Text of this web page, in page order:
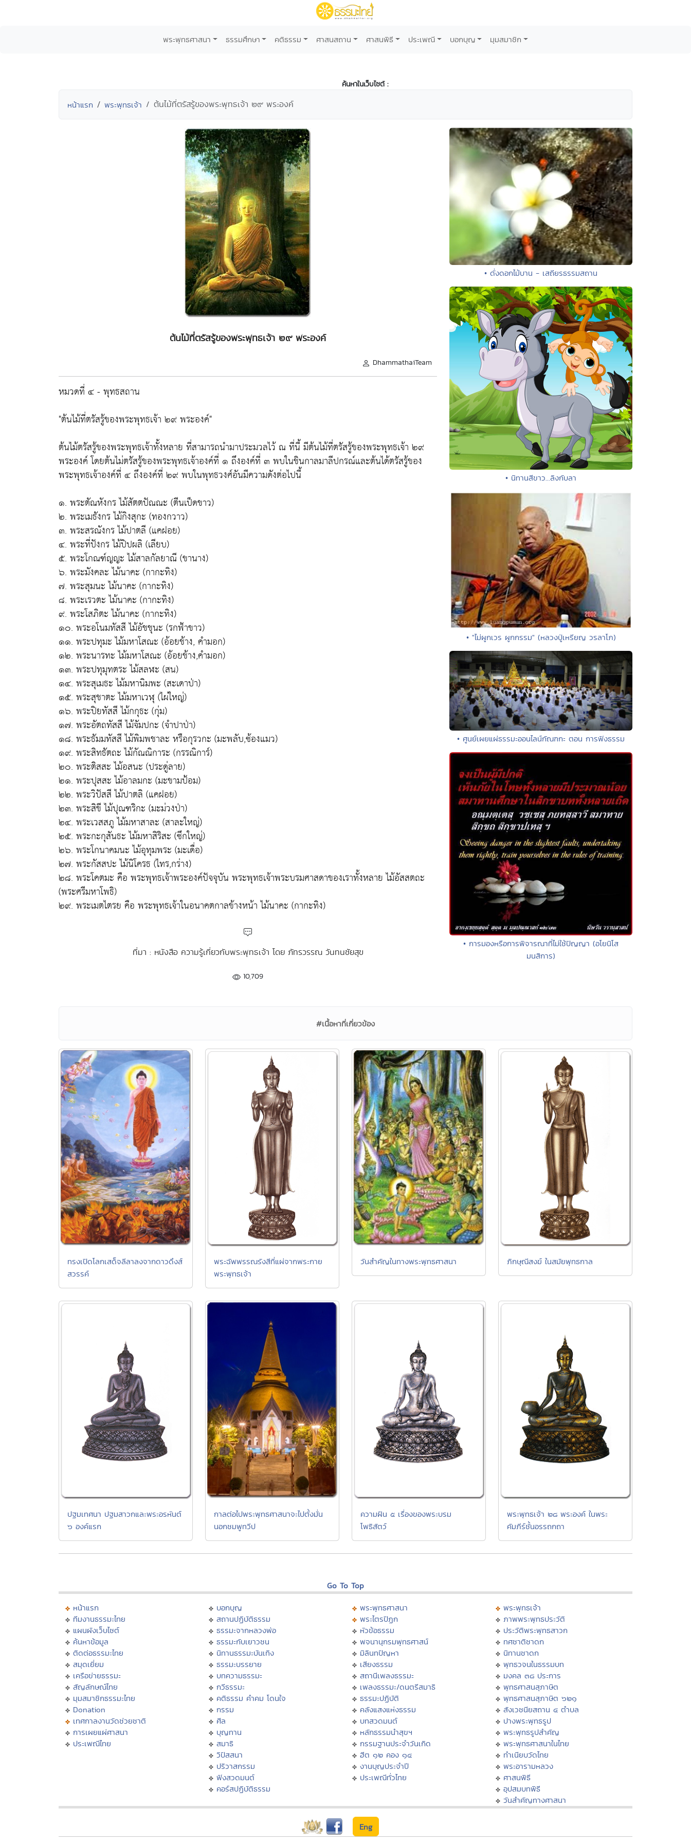
พระพุทธศาสนา ธรรมศึกษา คติธรรม ศาสนสถาน ศาสนพิธี ประเพณี บอกบุญ มุมสมาชิก
ค้นหาในเว็บไซต์ :
หน้าแรก พระพุทธเจ้า ต้นไม้ที่ตรัสรู้ของพระพุทธเจ้า ๒๙ พระองค์
ต้นไม้ที่ตรัสรู้ของพระพุทธเจ้า ๒๙ พระองค์
DhammathaiTeam
หมวดที่ ๔ - พุทธสถาน
"ต้นไม้ที่ตรัสรู้ของพระพุทธเจ้า ๒๙ พระองค์"
ต้นไม้ตรัสรู้ของพระพุทธเจ้าทั้งหลาย ที่สามารถนำมาประมวลไว้ ณ ที่นี้ มีต้นไม้ที่ตรัสรู้ของพระพุทธเจ้า ๒๙
พระองค์ โดยต้นไม่ตรัสรู้ของพระพุทธเจ้าองค์ที่ ๑ ถึงองค์ที่ ๓ พบในชินกาลมาลีปกรณ์และต้นได้ตรัสรู้ของ
พระพุทธเจ้าองค์ที่ ๔ ถึงองค์ที่ ๒๙ พบในพุทธวงศ์อันมีความดังต่อไปนี้
๑. พระตัณหังกร ไม้สัตตปัณณะ (ตีนเป็ดขาว)
๒. พระเมธังกร ไม้กิงสุกะ (ทองกวาว)
๓. พระสรณังกร ไม้ปาตลี (แคฝอย)
๔. พระที่ปังกร ไม้ปิปผลิ (เลียบ)
๕. พระโกณฑ์ญญะ ไม้สาลกัลยาณี (ขานาง)
๖. พระมังคละ ไม้นาคะ (กากะทิง)
๗. พระสุมนะ ไม้นาคะ (กากะทิง)
๘. พระเรวตะ ไม้นาคะ (กากะทิง)
๙. พระโสภิตะ ไม้นาคะ (กากะทิง)
๑๐. พระอโนมทัสสี ไม้อัชชุนะ (รกฟ้าขาว)
๑๑. พระปทุมะ ไม้มหาโสณะ (อ้อยช้าง, คำมอก)
๑๒. พระนารทะ ไม้มหาโสณะ (อ้อยช้าง,คำมอก)
๑๓. พระปทุมุทตระ ไม้สลฬะ (สน)
๑๔. พระสุเมธะ ไม้มหานิมพะ (สะเดาป่า)
๑๕. พระสุชาตะ ไม้มหาเวฬุ (ไผ่ใหญ่)
๑๖. พระปิยทัสสี ไม้กกุธะ (กุ่ม)
๑๗. พระอัตถทัสสี ไม้จัมปกะ (จำปาป่า)
๑๘. พระธัมมทัสสี ไม้พิมพชาละ หรือกุรวกะ (มะพลับ,ซ้องแมว)
๑๙. พระสิทธัตถะ ไม้กัณณิการะ (กรรณิการ์)
๒๐. พระติสสะ ไม้อสนะ (ประดู่ลาย)
๒๑. พระปุสสะ ไม้อาลมกะ (มะขามป้อม)
๒๒. พระวิปัสสี ไม้ปาตลิ (แคฝอย)
๒๓. พระสิขี ไม้ปุณฑริกะ (มะม่วงป่า)
๒๔. พระเวสสภู ไม้มหาสาละ (สาละใหญ่)
๒๕. พระกะกุสันธะ ไม้มหาสิริสะ (ซึกใหญ่)
๒๖. พระโกนาคมนะ ไม้อุทุมพระ (มะเดื่อ)
๒๗. พระกัสสปะ ไม้นิโครธ (ไทร,กร่าง)
๒๘. พระโคตมะ คือ พระพุทธเจ้าพระองค์ปัจจุบัน พระพุทธเจ้าพระบรมศาสดาของเราทั้งหลาย ไม้อัสสตถะ
(พระศรีมหาโพธิ)
๒๙. พระเมตไตรย คือ พระพุทธเจ้าในอนาคตกาลข้างหน้า ไม้นาคะ (กากะทิง)
ที่มา : หนังสือ ความรู้เกี่ยวกับพระพุทธเจ้า โดย ภัทรวรรณ วันทนชัยสุข
10,709
• ดั่งดอกไม้บาน - เสถียรธรรมสถาน
• นิทานสีขาว...ลิงกับลา
• "ไม่ผูกเวร ผูกกรรม" (หลวงปู่เหรียญ วรลาโภ)
• ศูนย์เผยแผ่ธรรมะออนไลน์กัณฑกะ ตอน การฟังธรรม
• การมองหรือการพิจารณาที่ไม่ใช้ปัญญา (อโยนิโส
มนสิการ)
#เนื้อหาที่เกี่ยวข้อง
ทรงเปิดโลกเสด็จลีลาลงจากดาวดึงส์
สวรรค์
พระฉัพพรรณรังสีที่แผ่จากพระกาย
พระพุทธเจ้า
วันสำคัญในทางพระพุทธศาสนา ภิกษุณีสงฆ์ ในสมัยพุทธกาล
ปฐมเทศนา ปฐมสาวกและพระอรหันต์
๖ องค์แรก
กาลต่อไปพระพุทธศาสนาจะไปตั้งมั่น
นอกชมพูทวีป
ความฝัน ๕ เรื่องของพระบรม
โพธิสัตว์
พระพุทธเจ้า ๒๘ พระองค์ ในพระ
คัมภีร์ชั้นอรรถกถา
Go To Top
หน้าแรก
ทีมงานธรรมะไทย
แผนผังเว็บไซต์
ค้นหาข้อมูล
ติดต่อธรรมะไทย
สมุดเยี่ยม
เครือข่ายธรรมะ
สัญลักษณ์ไทย
มุมสมาชิกธรรมะไทย
Donation
เทศกาลงานวัดช่วยชาติ
การเผยแผ่ศาสนา
ประเพณีไทย
บอกบุญ
สถานปฏิบัติธรรม
ธรรมะจากหลวงพ่อ
ธรรมะกับเยาวชน
นิทานธรรมะบันเทิง
ธรรมะบรรยาย
บทความธรรมะ
กวีธรรมะ
คติธรรม คำคม โดนใจ
กรรม
ศีล
บุญทาน
สมาธิ
วิปัสสนา
ปริวาสกรรม
ฟังสวดมนต์
คอร์สปฏิบัติธรรม
พระพุทธศาสนา
พระไตรปิฏก
หัวข้อธรรม
พจนานุกรมพุทธศาสน์
มิลินทปัญหา
เสียงธรรม
สถานีเพลงธรรมะ
เพลงธรรมะ/ดนตรีสมาธิ
ธรรมะปฏิบัติ
คลังแสงแห่งธรรม
บทสวดมนต์
หลักธรรมนำสุขฯ
กรรมฐานประจำวันเกิด
ฮีต ๑๒ คอง ๑๔
งานบุญประจำปี
ประเพณีทั่วไทย
พระพุทธเจ้า
ภาพพระพุทธประวัติ
ประวัติพระพุทธสาวก
ทศชาติชาดก
นิทานชาดก
พุทธวจนในธรรมบท
มงคล ๓๘ ประการ
พุทธศาสนสุภาษิต
พุทธศาสนสุภาษิต ๖๒๑
สังเวชนียสถาน ๔ ตำบล
ปางพระพุทธรูป
พระพุทธรูปสำคัญ
พระพุทธศาสนาในไทย
ทำเนียบวัดไทย
พระอารามหลวง
ศาสนพิธี
อุปสมบทพิธี
วันสำคัญทางศาสนา
Eng